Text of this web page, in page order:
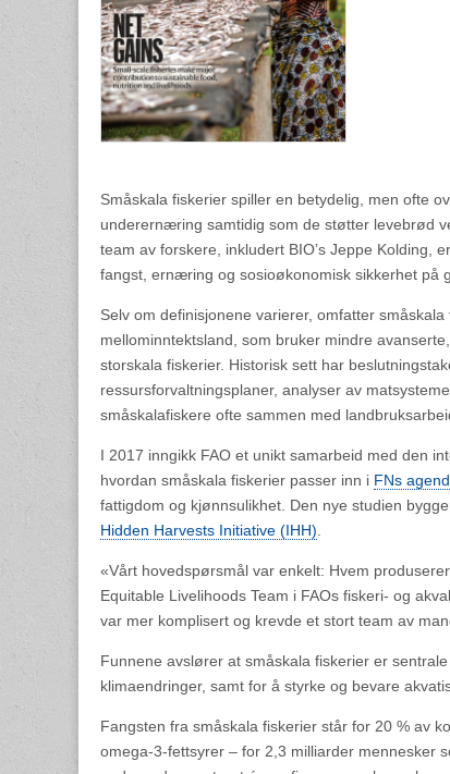
Småskala fiskerier spiller en betydelig, men ofte
underernæring samtidig som de støtter levebrød
team av forskere, inkludert BIO’s Jeppe Kolding,
fangst, ernæring og sosioøkonomisk sikkerhet på
Selv om definisjonene varierer, omfatter
mellominntektsland, som bruker mindre
storskala fiskerier. Historisk sett har
ressursforvaltningsplaner, analyser av
småskalafiskere ofte sammen med
I 2017 inngikk FAO et unikt samarbeid med den
hvordan småskala fiskerier passer inn i FNs
fattigdom og kjønnsulikhet. Den nye studien
Hidden Harvests Initiative (IHH)
«Vårt hovedspørsmål var enkelt: Hvem
Equitable Livelihoods Team i FAOs fiskeri- og
var mer komplisert og krevde et stort team av
Funnene avslører at småskala fiskerier er
klimaendringer, samt for å styrke og bevare
Fangsten fra småskala fiskerier står for 20 % av
omega-3-fettsyrer – for 2,3 milliarder mennesker